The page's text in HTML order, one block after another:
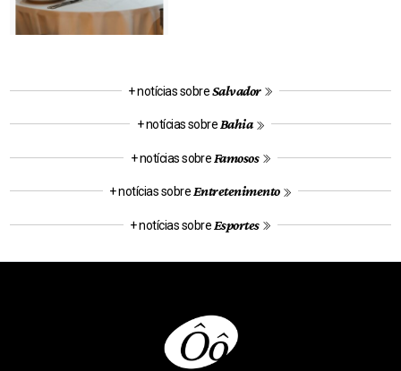
+ notícias sobreSalvador
+ notícias sobre Bahia
+ notícias sobre Famosos
+ notícias sobre Entretenimento
+ notícias sobre Esportes